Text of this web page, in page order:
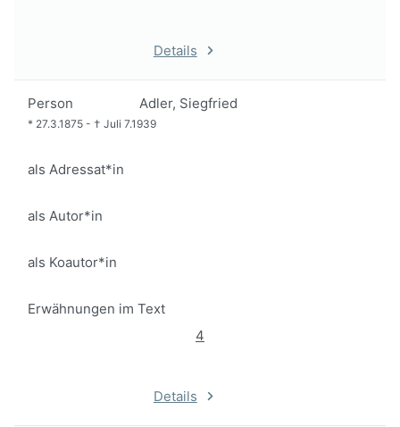
Details
Person Adler, Siegfried
* 27.3.1875 - † Juli 7.1939
als Adressat*in
als Autor*in
als Koautor*in
Erwähnungen im Text
4
Details